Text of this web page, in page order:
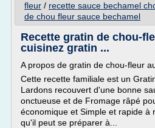
fleur / recette sauce bechamel
de chou fleur sauce bechamel
Recette gratin de chou-
cuisinez gratin ...
A propos de gratin de chou-fleur
Cette recette familiale est un
Lardons recouvert d'une bonne
onctueuse et de Fromage râpé
économique et Simple et rapide à
qu'il peut se préparer à...